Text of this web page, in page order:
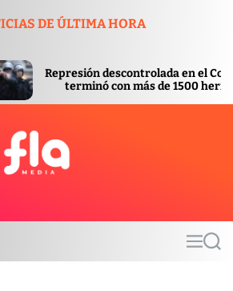
DE ÚLTIMA HORA
en el Congreso
más de 1500 heridos
a
MS